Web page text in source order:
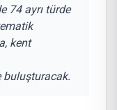
74 ayrı türde
kent
buluşturacak.